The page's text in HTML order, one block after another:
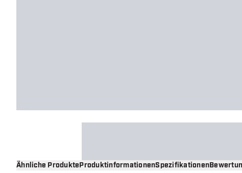
Ähnliche ProdukteProduktinformationenSpezifikationen